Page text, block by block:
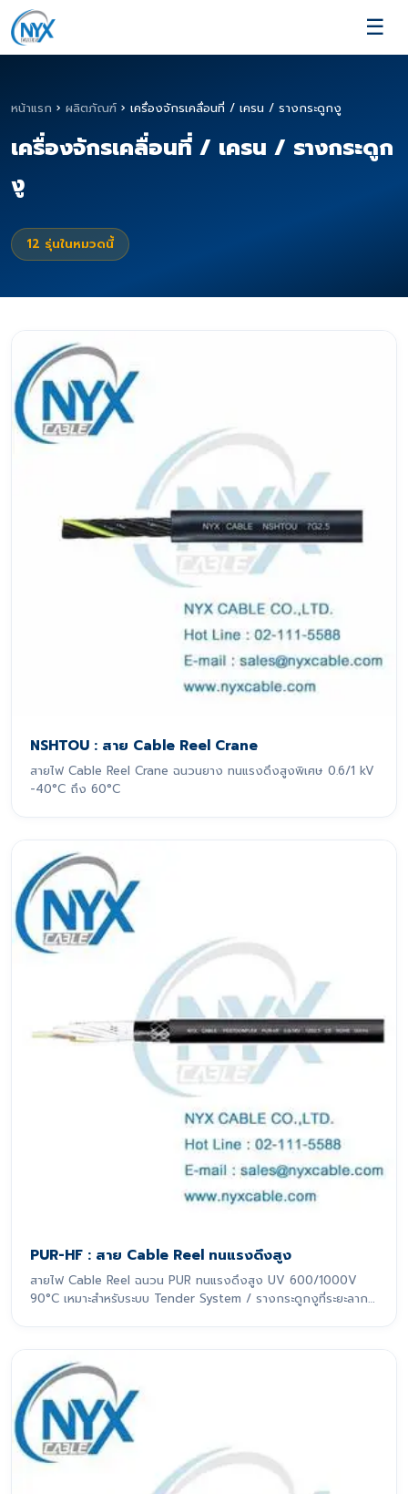
☰
หน้าแรก › ผลิตภัณฑ์ › เครื่องจักรเคลื่อนที่ / เครน / รางกระดูกงู
เครื่องจักรเคลื่อนที่ / เครน / รางกระดูก
งู
12 รุ่นในหมวดนี้
NSHTOU : สาย Cable Reel Crane
สายไฟ Cable Reel Crane ฉนวนยาง ทนแรงดึงสูงพิเศษ 0.6/1 kV
-40°C ถึง 60°C
PUR-HF : สาย Cable Reel ทนแรงดึงสูง
สายไฟ Cable Reel ฉนวน PUR ทนแรงดึงสูง UV 600/1000V
90°C เหมาะสำหรับระบบ Tender System / รางกระดูกงูที่ระยะลาก